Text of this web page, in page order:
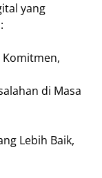
yang
di Masa
Lebih Baik,